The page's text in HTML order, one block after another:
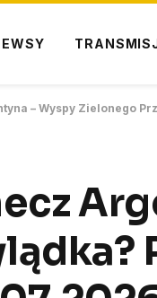
– Wyspy Zielonego